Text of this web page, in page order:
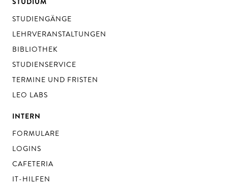
STUDIENGÄNGE
LEHRVERANSTALTUNGEN
BIBLIOTHEK
STUDIENSERVICE
TERMINE UND FRISTEN
LEO LABS
INTERN
FORMULARE
LOGINS
CAFETERIA
IT-HILFEN